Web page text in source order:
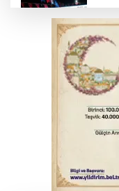
Fetih
6.